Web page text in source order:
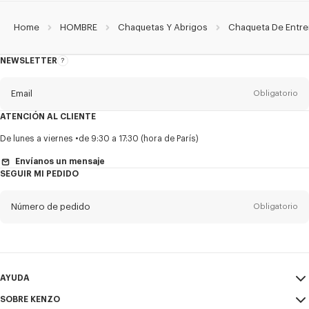
Home HOMBRE Chaquetas Y Abrigos Chaqueta De
NEWSLETTER
Acerca
Email Obligatorio
TítuloObligatorio
Nombre*
ATENCIÓN AL CLIENTE
De lunes a viernes de 9:30 a 17:30 (hora de París)
Envíanos un mensaje
SEGUIR MI PEDIDO
Número de pedido Obligatorio
AYUDA
Mi Cuenta
SOBRE KENZO